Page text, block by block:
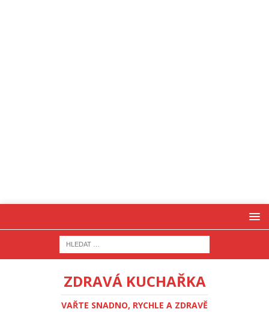
ZDRAVÁ KUCHAŘKA
VAŘTE SNADNO, RYCHLE A ZDRAVĚ